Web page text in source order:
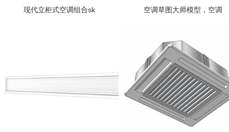
现代立柜式空调组合sk 空调草图大师模型，空调